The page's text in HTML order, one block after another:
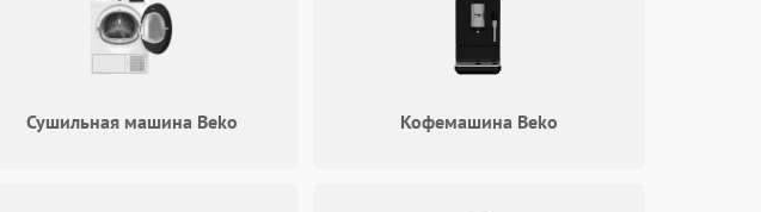
Сушильная машина Beko Кофемашина Beko